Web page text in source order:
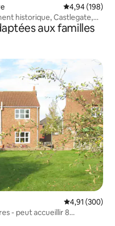
Note
4,94 (198)
historique, Castlegate,
aux familles
Note
4,91 (300)
- peut accueillir 8